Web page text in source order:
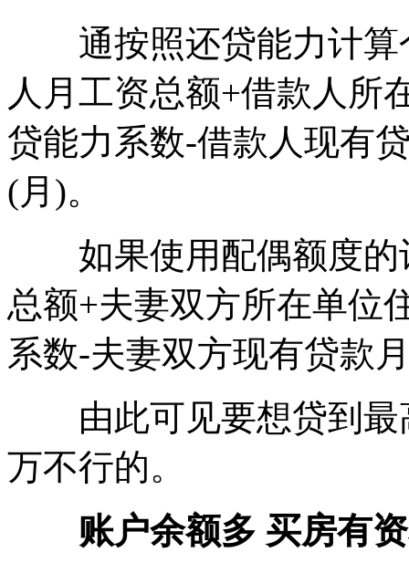
通按照还贷能力计算
人月工资总额+借款人所
贷能力系数-借款人现有
(月)。
如果使用配偶额度的
总额+夫妻双方所在单位
系数-夫妻双方现有贷款
由此可见要想贷到最
万不行的。
账户余额多 买房有